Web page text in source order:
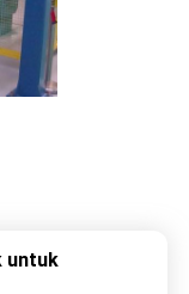
untuk